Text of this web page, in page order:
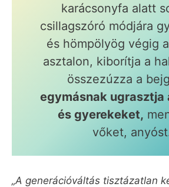
karácsonyfa alatt
csillagszóró módjára
és hömpölyög végig
asztalon, kiborítja a
összezúzza a
egymásnak ugrasztja
és gyerekeket,
vőket,
„A generációváltás tisztázatlan